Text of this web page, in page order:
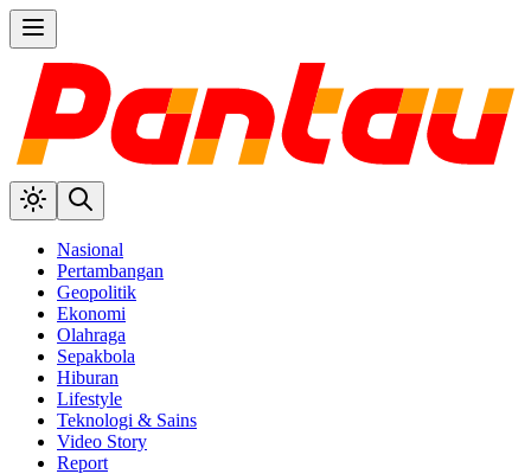
Nasional
Pertambangan
Geopolitik
Ekonomi
Olahraga
Sepakbola
Hiburan
Lifestyle
Teknologi & Sains
Video Story
Report